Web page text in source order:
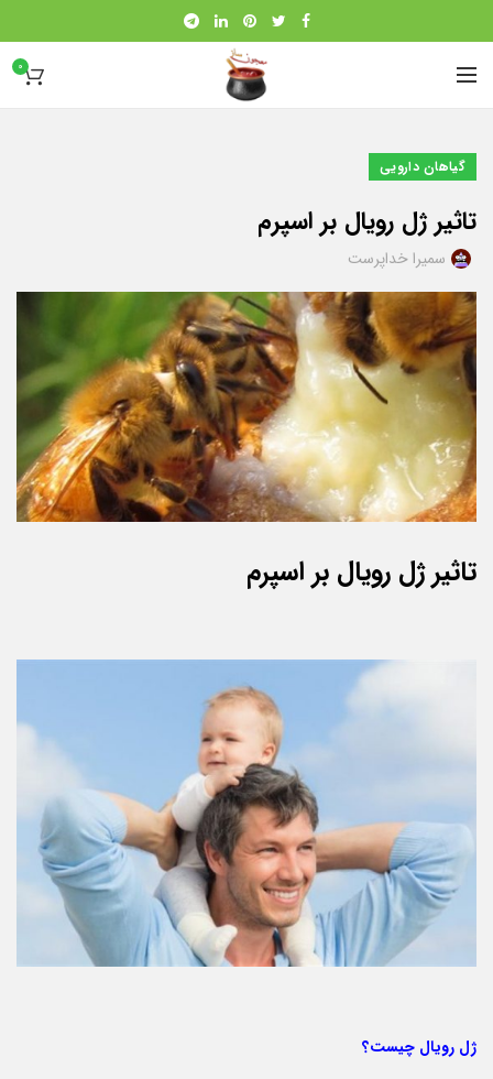
0
گیاهان دارویی
تاثیر ژل رویال بر اسپرم
سمیرا خداپرست
تاثیر ژل رویال بر اسپرم
ژل رویال چیست؟